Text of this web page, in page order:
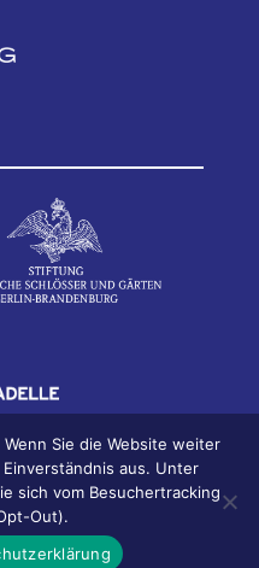
Impressum
Sie die Website weiter
aus. Unter
sich vom Besuchertracking
Out).